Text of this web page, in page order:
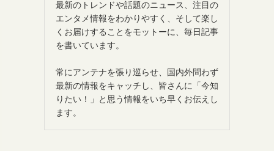
最新のトレンドや話題のニュース、注目の
エンタメ情報をわかりやすく、そして楽し
くお届けすることをモットーに、毎日記事
を書いています。
常にアンテナを張り巡らせ、国内外問わず
最新の情報をキャッチし、皆さんに「今知
りたい！」と思う情報をいち早くお伝えし
ます。